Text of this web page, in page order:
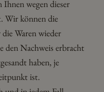
wegen dieser
Wir können die
Waren wieder
den Nachweis erbracht
haben, je
ist.